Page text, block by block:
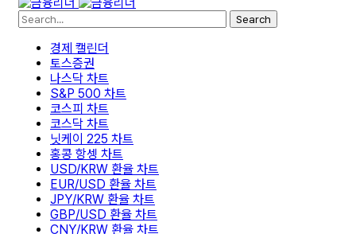
Search
경제 캘린더
토스증권
나스닥 차트
S&P 500 차트
코스피 차트
코스닥 차트
닛케이 225 차트
홍콩 항셍 차트
USD/KRW 환율 차트
EUR/USD 환율 차트
JPY/KRW 환율 차트
GBP/USD 환율 차트
CNY/KRW 환율 차트